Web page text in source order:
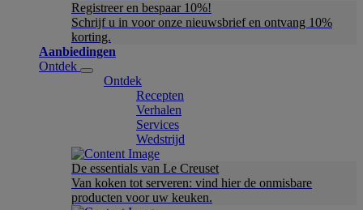
Registreer en bespaar 10%!
Schrijf u in voor onze nieuwsbrief en ontvang 10%
korting.
Aanbiedingen
Ontdek
Ontdek
Recepten
Verhalen
Services
Wedstrijd
De essentials van Le Creuset
Van koken tot serveren: vind hier de onmisbare
producten voor uw keuken.